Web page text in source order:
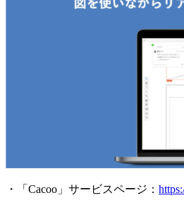
・「Cacoo」サービスページ：